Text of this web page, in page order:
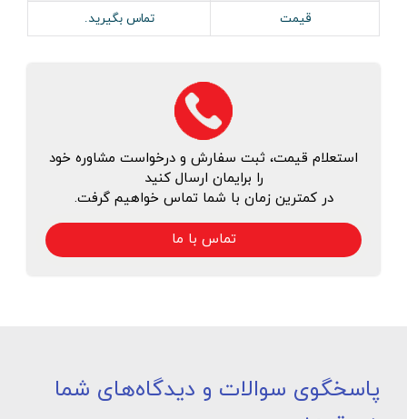
قیمت تماس بگیرید.
استعلام قیمت، ثبت سفارش و درخواست مشاوره خود
را برایمان ارسال کنید
در کمترین زمان با شما تماس خواهیم گرفت.
تماس با ما
پاسخگوی سوالات و دیدگاه‌های شما